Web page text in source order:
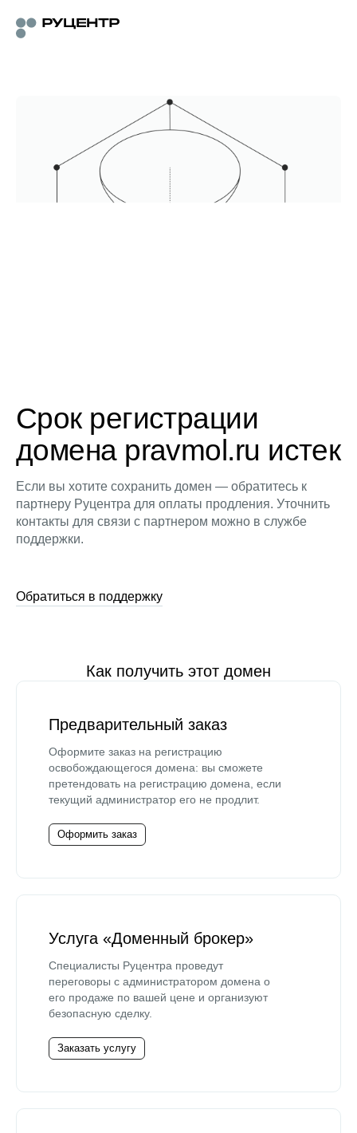
Срок регистрации
домена pravmol.ru истек
Если вы хотите сохранить домен — обратитесь к
партнеру Руцентра для оплаты продления. Уточнить
контакты для связи с партнером можно в службе
поддержки.
Обратиться в поддержку
Как получить этот домен
Предварительный заказ
Оформите заказ на регистрацию
освобождающегося домена: вы сможете
претендовать на регистрацию домена, если
текущий администратор его не продлит.
Оформить заказ
Услуга «Доменный брокер»
Специалисты Руцентра проведут
переговоры с администратором домена о
его продаже по вашей цене и организуют
безопасную сделку.
Заказать услугу